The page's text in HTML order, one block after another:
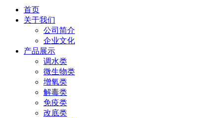
首页
关于我们
公司简介
企业文化
产品展示
调水类
微生物类
增氧类
解毒类
免疫类
改底类